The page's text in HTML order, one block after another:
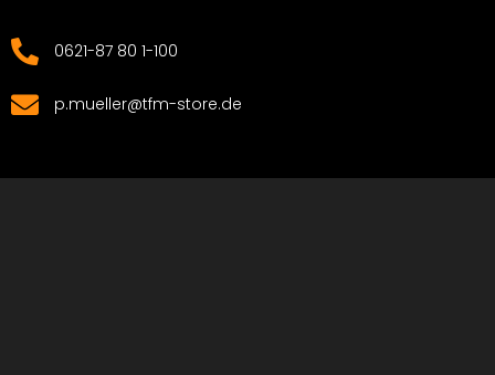
0621-87 80 1-100
p.mueller@tfm-store.de